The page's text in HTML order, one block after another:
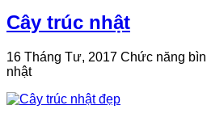
Cây trúc nhật
16 Tháng Tư, 2017 Chức năng
nhật